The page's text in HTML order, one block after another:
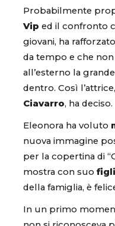
Probabilmente
Vip ed il confronto
giovani, ha
da tempo e che
all’esterno la
dentro. Così
Ciavarro, ha deciso.
Eleonora ha voluto
nuova immagine
per la copertina di
mostra con suo
della famiglia, è
In un primo